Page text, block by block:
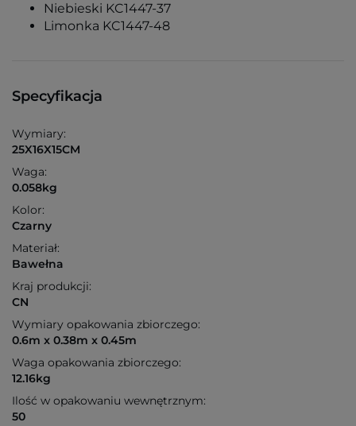
Niebieski KC1447-37
Limonka KC1447-48
Specyfikacja
Wymiary:
25X16X15CM
Waga:
0.058kg
Kolor:
Czarny
Materiał:
Bawełna
Kraj produkcji:
CN
Wymiary opakowania zbiorczego:
0.6m x 0.38m x 0.45m
Waga opakowania zbiorczego:
12.16kg
Ilość w opakowaniu wewnętrznym:
50